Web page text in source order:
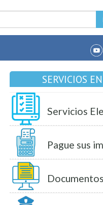
SERVICIOS
Servicios
Pague sus